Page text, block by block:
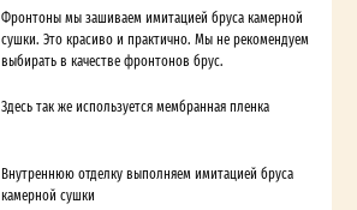
Фронтоны мы зашиваем имитацией бруса камерной
сушки. Это красиво и практично. Мы не рекомендуем
выбирать в качестве фронтонов брус.
Здесь так же используется мембранная пленка
Внутреннюю отделку выполняем имитацией бруса
камерной сушки